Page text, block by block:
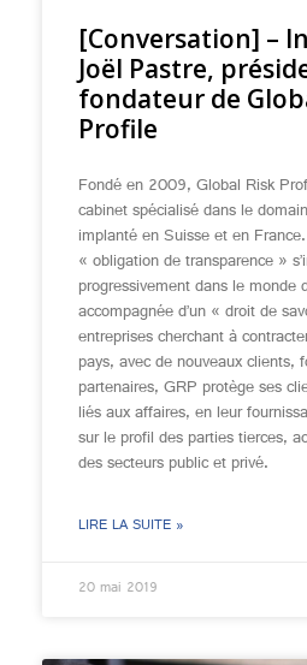
[Conversation] –
Joël Pastre,
fondateur de
Profile
Fondé en 2009, Global Risk
cabinet spécialisé dans le
implanté en Suisse et en
« obligation de transparence »
progressivement dans le monde
accompagnée d’un « droit de
entreprises cherchant à
pays, avec de nouveaux clients,
partenaires, GRP protège ses
liés aux affaires, en leur
sur le profil des parties tierces,
des secteurs public et privé.
LIRE LA SUITE »
20 mai 2019